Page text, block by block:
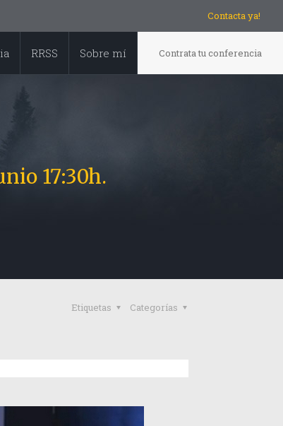
Contacta ya!
RRSS Sobre mí Contrata tu conferencia
17:30h.
Categorías
Etiquetas